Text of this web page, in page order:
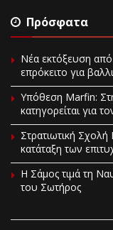
Πρόσφατα
Νέα εκτόξευση από
επρόκειτο για
Υπόθεση Marfin:
κατηγορείται για
Στρατιωτική
κατάταξη των
Η Σάμος τιμά τη
του Σωτήρος